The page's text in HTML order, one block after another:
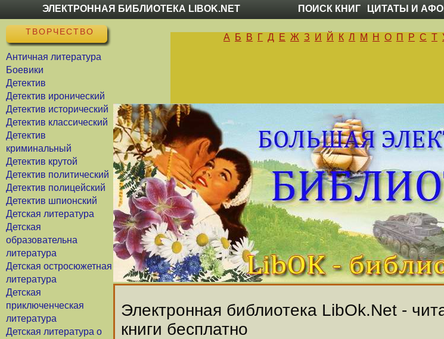
ЭЛЕКТРОННАЯ БИБЛИОТЕКА LIBOK.NET ПОИСК КНИГ ЦИТАТЫ И
ТВОРЧЕСТВО
Античная литература
Боевики
Детектив
Детектив иронический
Детектив исторический
Детектив классический
Детектив
криминальный
Детектив крутой
Детектив политический
Детектив полицейский
Детектив шпионский
Детская литература
Детская
образовательна
литература
Детская остросюжетная
литература
Детская
приключенческая
литература
Детская литература о
А Б В Г Д Е Ж З И Й К Л М Н О П Р С Т
Электронная библиотека LibOk.Net -
книги бесплатно